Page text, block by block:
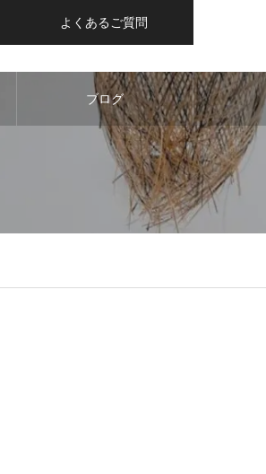
よくあるご質問
ブログ